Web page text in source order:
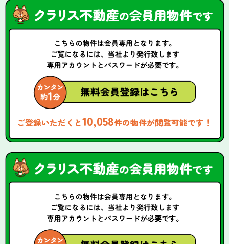
ご登録いただくと10,058件の物件が閲覧可能です！